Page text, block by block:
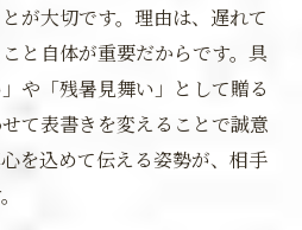
が大切です。理由は、遅れて
と自体が重要だからです。具
や「残暑見舞い」として贈る
て表書きを変えることで誠意
を込めて伝える姿勢が、相手